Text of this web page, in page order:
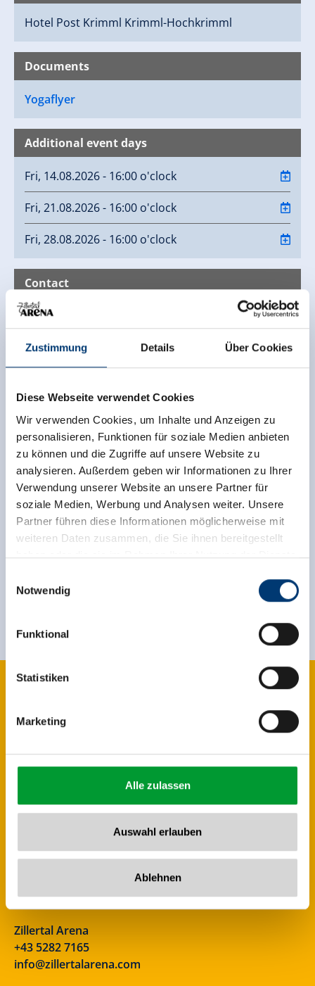
Zustimmung Details Über Cookies
Diese Webseite verwendet Cookies
Wir verwenden Cookies, um Inhalte und Anzeigen zu
personalisieren, Funktionen für soziale Medien anbieten
zu können und die Zugriffe auf unsere Website zu
analysieren. Außerdem geben wir Informationen zu Ihrer
Verwendung unserer Website an unsere Partner für
soziale Medien, Werbung und Analysen weiter. Unsere
Partner führen diese Informationen möglicherweise mit
weiteren Daten zusammen, die Sie ihnen bereitgestellt
haben oder die sie im Rahmen Ihrer Nutzung der Dienste
Rohr 23// A-6280 Zell am Ziller
www.zillertalarena.com
Notwendig
Funktional
Statistiken
Marketing
Alle zulassen
Auswahl erlauben
Ablehnen
Hotel Post Krimml Krimml-Hochkrimml
Documents
Yogaflyer
Additional event days
Fri, 14.08.2026 - 16:00 o'clock
Fri, 21.08.2026 - 16:00 o'clock
Fri, 28.08.2026 - 16:00 o'clock
Contact
Hotel Post Krimml GmbH
Oberkrimml 18
5743 Krimml
info@hotelpost-krimml.at
back to overview
Sign up for the newsletter now!
Zillertal Arena
+43 5282 7165
info@zillertalarena.com